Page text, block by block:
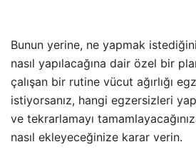
Bunun yerine, ne yapmak
nasıl yapılacağına dair özel bir
çalışan bir rutine vücut ağırlığı
istiyorsanız, hangi egzersizleri
ve tekrarlamayı
nasıl ekleyeceğinize karar verin.